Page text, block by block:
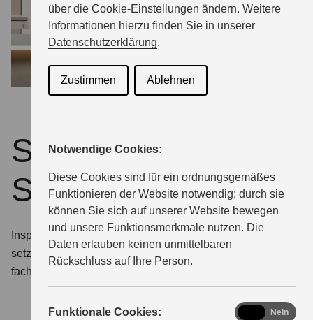
über die Cookie-Einstellungen ändern. Weitere
Informationen hierzu finden Sie in unserer
Datenschutzerklärung.
Zustimmen Ablehnen
Notwendige Cookies:
Diese Cookies sind für ein ordnungsgemäßes
Funktionieren der Website notwendig; durch sie
können Sie sich auf unserer Website bewegen
und unsere Funktionsmerkmale nutzen. Die
Daten erlauben keinen unmittelbaren
Rückschluss auf Ihre Person.
Funktionale Cookies: functional
Nein
BERATUNG & KAUF
ÜBER UNS
Service für Ihren
Suzuki
Inspektion, Wartungsarbeiten oder Reparatur? Wir
setzen alles daran, Ihren Suzuki schnellstmöglich
fachgerecht zu versorgen.